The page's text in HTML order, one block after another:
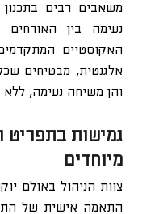
משאבים רבים
נעימה בין האורחים
האקוסטיים
אלגנטית, מבטיחים
והן משיחה נעימה, ללא
גמישות בתפריט
מיוחדים
צוות הניהול באולם
התאמה אישית של